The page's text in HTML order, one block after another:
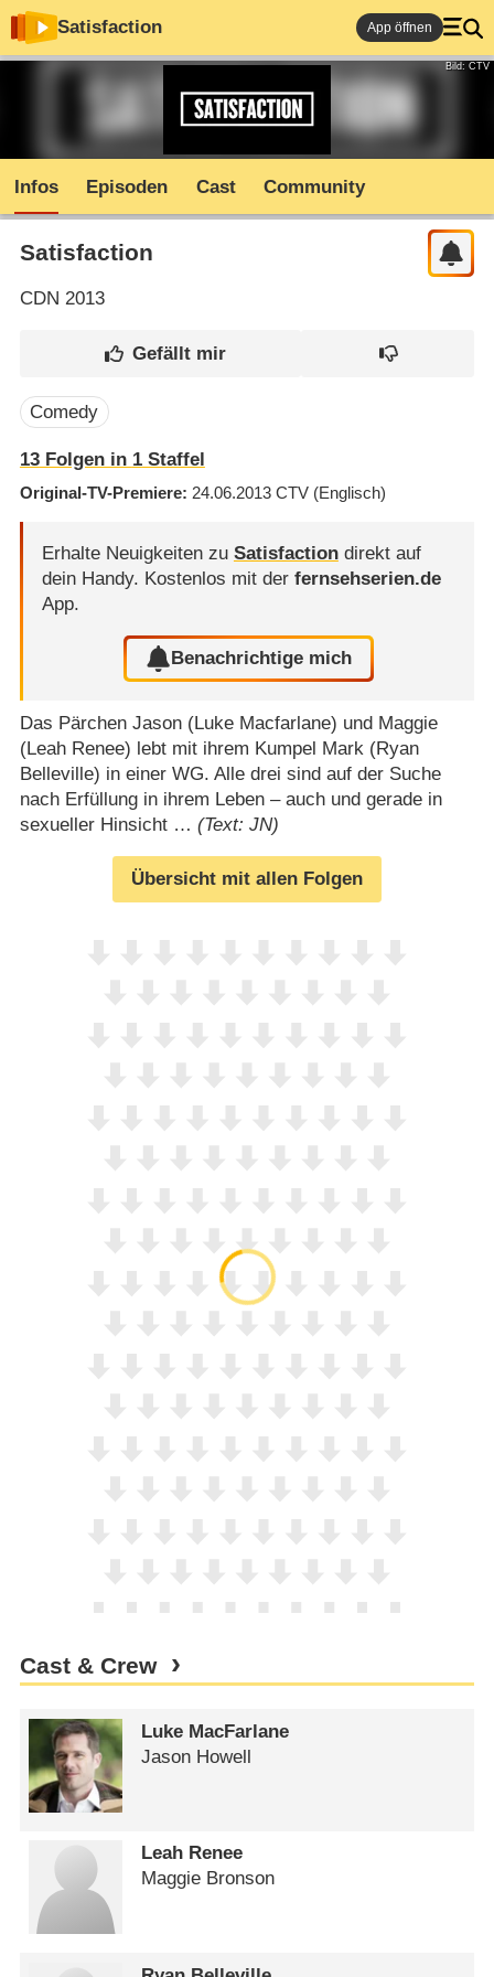
Satisfaction App öffnen
Bild: CTV
Infos Episoden Cast Community
Satisfaction
CDN 2013
Comedy
13Folgen in 1Staffel
Original-TV-Premiere 24.06.2013 CTV (Englisch)
Erhalte Neuigkeiten zu Satisfactiondirekt auf
dein Handy. Kostenlos mit der fernsehserien.de
App.
Benachrichtige mich
Das Pärchen Jason (Luke Macfarlane) und Maggie
(Leah Renee) lebt mit ihrem Kumpel Mark (Ryan
Belleville) in einer WG. Alle drei sind auf der Suche
nach Erfüllung in ihrem Leben – auch und gerade in
sexueller Hinsicht … (Text: JN)
Übersicht mit allen Folgen
Cast & Crew
Luke MacFarlane
Jason Howell
Leah Renee
Maggie Bronson